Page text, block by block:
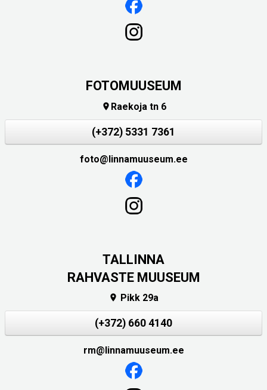
FOTOMUUSEUM
 Raekoja tn 6
(+372) 5331 7361
foto@linnamuuseum.ee
TALLINNA
RAHVASTE MUUSEUM
 Pikk 29a
(+372) 660 4140
rm@linnamuuseum.ee